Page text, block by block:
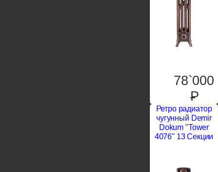
78`000
P
Ретро радиатор
чугунный Demir
Dokum "Tower
4076" 13 Секции